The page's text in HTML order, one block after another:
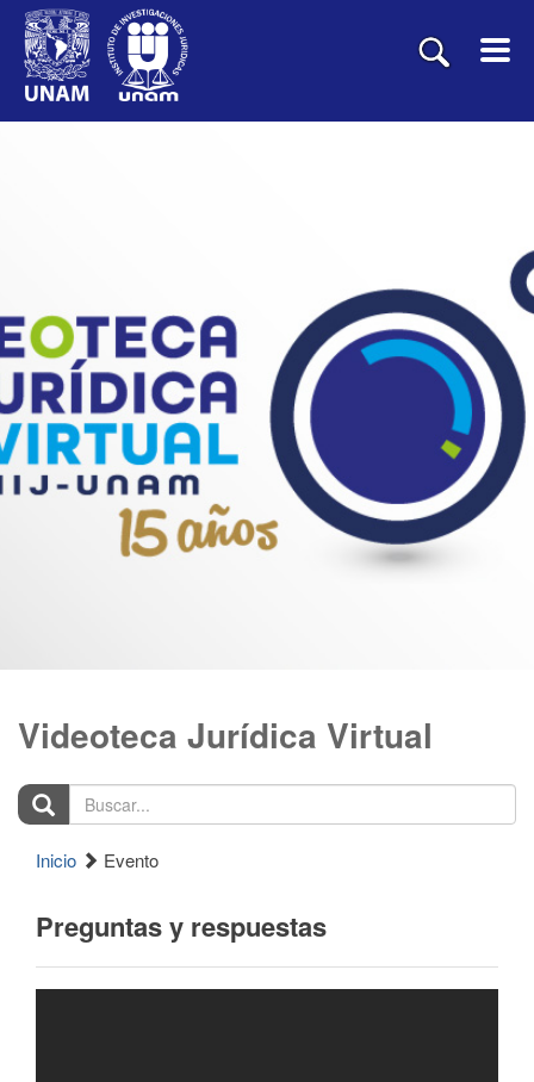
Videoteca Jurídica Virtual
Buscar...
Inicio Evento
Preguntas y respuestas